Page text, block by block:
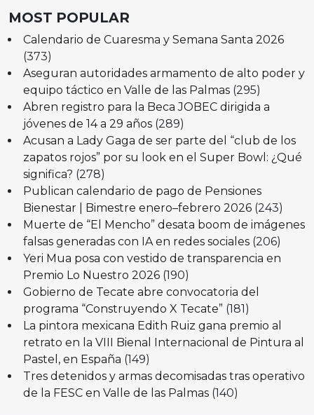
MOST POPULAR
Calendario de Cuaresma y Semana Santa 2026
(373)
Aseguran autoridades armamento de alto poder y
equipo táctico en Valle de las Palmas (295)
Abren registro para la Beca JOBEC dirigida a
jóvenes de 14 a 29 años (289)
Acusan a Lady Gaga de ser parte del “club de los
zapatos rojos” por su look en el Super Bowl: ¿Qué
significa? (278)
Publican calendario de pago de Pensiones
Bienestar | Bimestre enero–febrero 2026 (243)
Muerte de “El Mencho” desata boom de imágenes
falsas generadas con IA en redes sociales (206)
Yeri Mua posa con vestido de transparencia en
Premio Lo Nuestro 2026 (190)
Gobierno de Tecate abre convocatoria del
programa “Construyendo X Tecate” (181)
La pintora mexicana Edith Ruiz gana premio al
retrato en la VIII Bienal Internacional de Pintura al
Pastel, en España (149)
Tres detenidos y armas decomisadas tras operativo
de la FESC en Valle de las Palmas (140)